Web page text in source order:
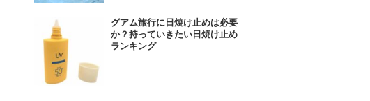
グアム旅行に日焼け止めは必要
か？持っていきたい日焼け止め
ランキング